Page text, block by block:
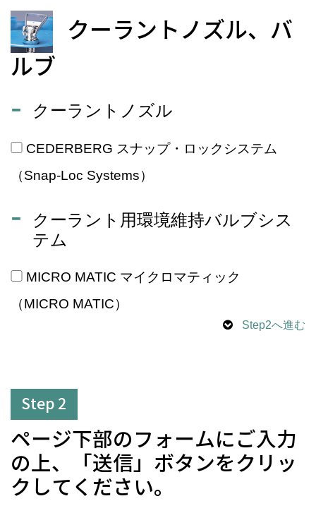
クーラントノズル、バ
ルブ
クーラントノズル
CEDERBERG スナップ・ロックシステム
（Snap-Loc Systems）
クーラント用環境維持バルブシス
テム
MICRO MATIC マイクロマティック
（MICRO MATIC）
Step2へ進む
Step 2
ページ下部のフォームにご入力
の上、「送信」ボタンをクリッ
クしてください。